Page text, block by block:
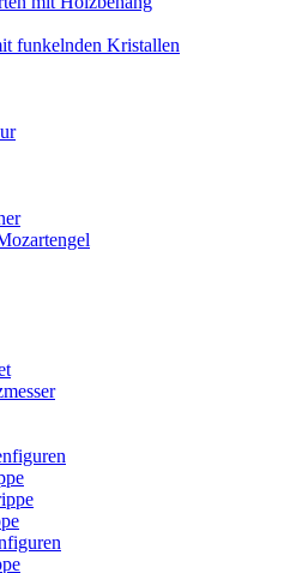
funkelnden Kristallen